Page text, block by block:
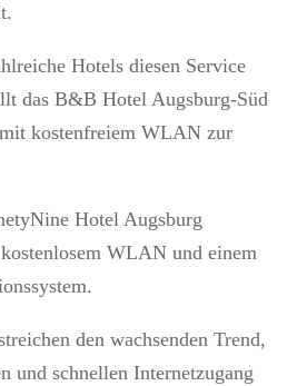
Hotels diesen Service
das B&B Hotel Augsburg-Süd
kostenfreiem WLAN zur
Hotel Augsburg
WLAN und einem
den wachsenden Trend,
und schnellen Internetzugang